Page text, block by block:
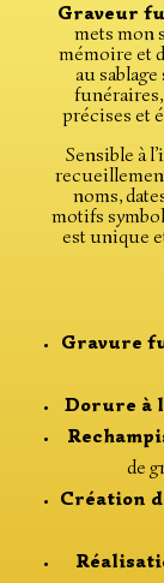
Graveur
mets mon
mémoire et
au
précises et
Sensible à
noms,
motifs
est unique
Gravure
Dorure à
de
Création